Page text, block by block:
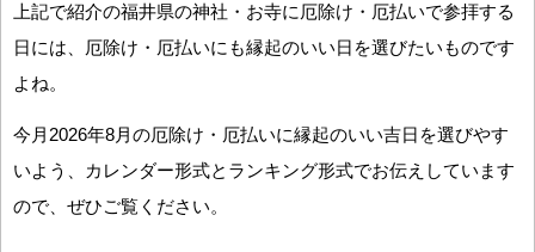
上記で紹介の福井県の神社・お寺に厄除け・厄払いで参拝する
日には、厄除け・厄払いにも縁起のいい日を選びたいものです
よね。
今月2026年8月の厄除け・厄払いに縁起のいい吉日を選びやす
いよう、カレンダー形式とランキング形式でお伝えしています
ので、ぜひご覧ください。